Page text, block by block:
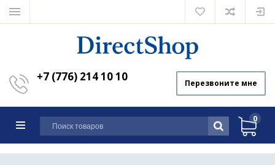
+7 (776) 214 10 10 Перезвоните мне
0